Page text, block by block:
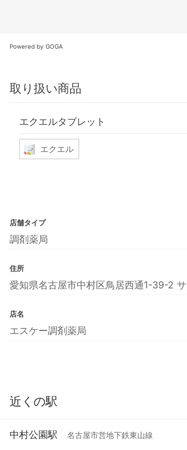
Powered by GOGA
取り扱い商品
エクエルタブレット
エクエル
店舗タイプ
調剤薬局
住所
愛知県名古屋市中村区鳥居西通1-39-2
店名
エスケー調剤薬局
近くの駅
中村公園駅 名古屋市営地下鉄東山線